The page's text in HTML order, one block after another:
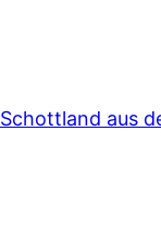
Schottland aus